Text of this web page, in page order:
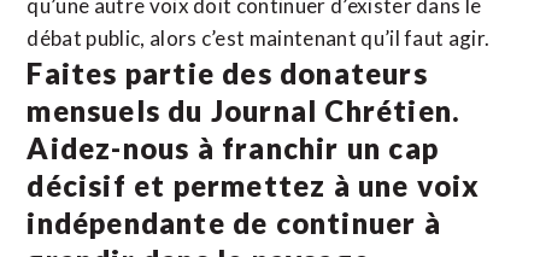
qu’une autre voix doit continuer d’exister dans le
débat public, alors c’est maintenant qu’il faut agir.
Faites partie des donateurs
mensuels du Journal Chrétien.
Aidez-nous à franchir un cap
décisif et permettez à une voix
indépendante de continuer à